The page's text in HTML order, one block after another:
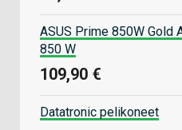
ASUS Prime 850W Gold
850 W
109,90 €
Datatronic pelikoneet